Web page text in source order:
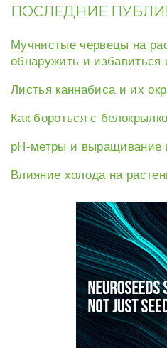
t
ПОСЛЕДНИЕ
Мучнистые червецы на
обнаружить и избавиться
Листья каннабиса и их
Как бороться с
рН-метры и выращивание
Влияние холода на